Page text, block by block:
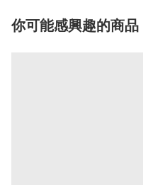
你可能感興趣的商品